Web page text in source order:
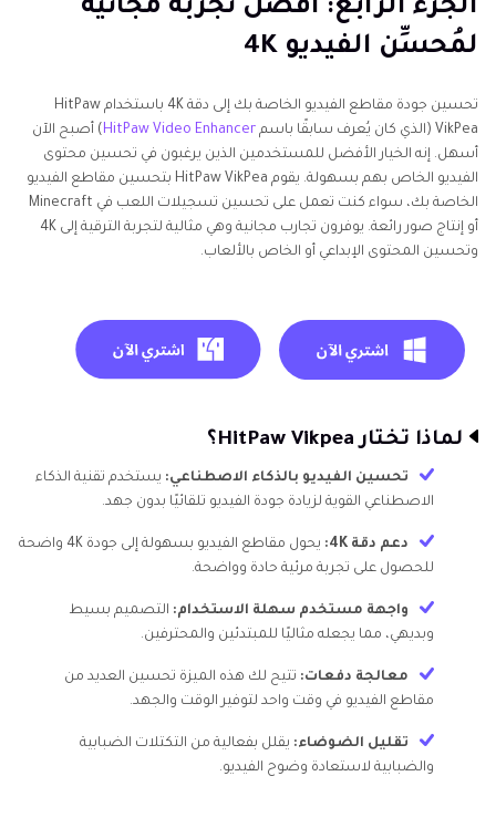
الجزء الرابع: أفضل تجربة مجانية
لمُحسِّن الفيديو 4K
تحسين جودة مقاطع الفيديو الخاصة بك إلى دقة 4K باستخدام HitPaw
VikPea (الذي كان يُعرف سابقًا باسم
HitPaw Video Enhancer) أصبح الآن
أسهل. إنه الخيار الأفضل للمستخدمين الذين يرغبون في تحسين محتوى
الفيديو الخاص بهم بسهولة. يقوم HitPaw VikPea بتحسين مقاطع الفيديو
الخاصة بك، سواء كنت تعمل على تحسين تسجيلات اللعب في Minecraft
أو إنتاج صور رائعة. يوفرون تجارب مجانية وهي مثالية لتجربة الترقية إلى 4K
وتحسين المحتوى الإبداعي أو الخاص بالألعاب.
لماذا تختار HitPaw Vikpea؟
تحسين الفيديو بالذكاء الاصطناعي: يستخدم تقنية الذكاء
الاصطناعي القوية لزيادة جودة الفيديو تلقائيًا بدون جهد.
دعم دقة 4K:
يحول مقاطع الفيديو بسهولة إلى جودة 4K واضحة
للحصول على تجربة مرئية حادة وواضحة.
واجهة مستخدم سهلة الاستخدام: التصميم بسيط
وبديهي، مما يجعله مثاليًا للمبتدئين والمحترفين.
معالجة دفعات: تتيح لك هذه الميزة تحسين العديد من
مقاطع الفيديو في وقت واحد لتوفير الوقت والجهد.
تقليل الضوضاء: يقلل بفعالية من التكتلات الضبابية
والضبابية لاستعادة وضوح الفيديو.